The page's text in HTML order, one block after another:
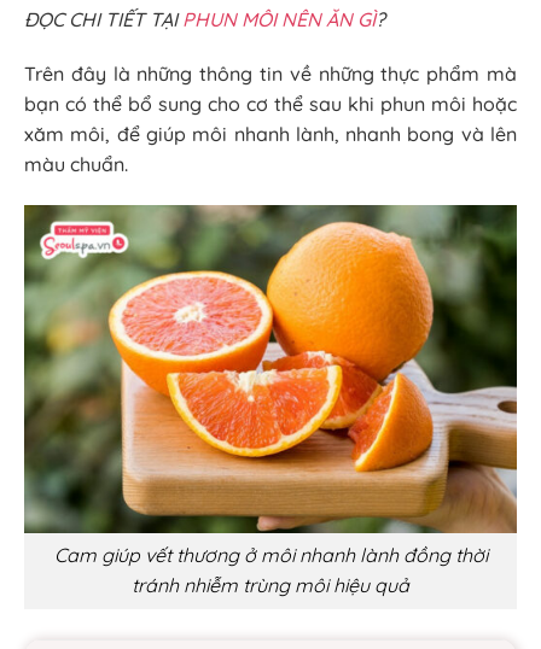
ĐỌC CHI TIẾT TẠIPHUN MÔI NÊN ĂN GÌ?
Trên đây là những thông tin về những thực phẩm mà
bạn có thể bổ sung cho cơ thể sau khi phun môi hoặc
xăm môi, để giúp môi nhanh lành, nhanh bong và lên
màu chuẩn.
Cam giúp vết thương ở môi nhanh lành đồng thời
tránh nhiễm trùng môi hiệu quả